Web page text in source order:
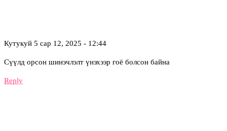
Кутукуй 5 сар 12, 2025 - 12:44
Сүүлд орсон шинэчлэлт үнэхээр гоё болсон байна
Reply